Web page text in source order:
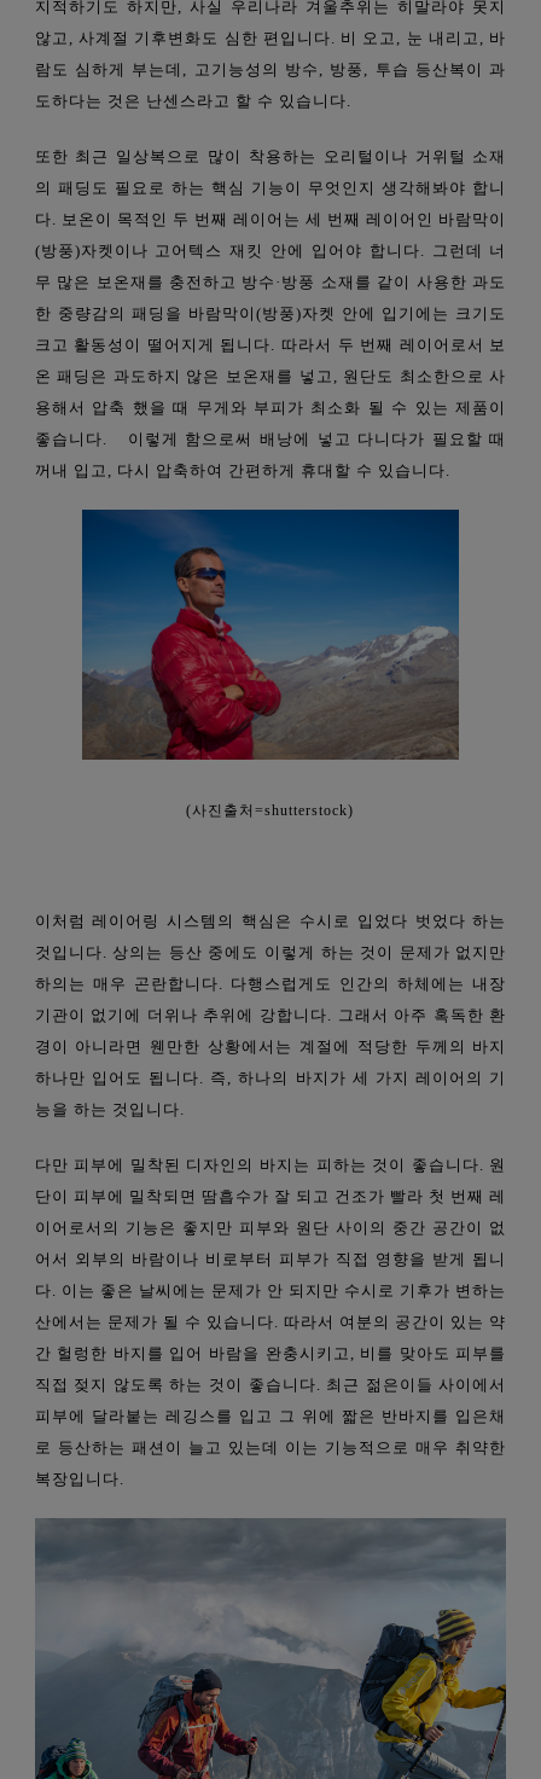
지적하기도 하지만, 사실 우리나라 겨울추위는 히말라야 못지
않고, 사계절 기후변화도 심한 편입니다. 비 오고, 눈 내리고, 바
람도 심하게 부는데, 고기능성의 방수, 방풍, 투습 등산복이 과
도하다는 것은 난센스라고 할 수 있습니다.
또한 최근 일상복으로 많이 착용하는 오리털이나 거위털 소재
의 패딩도 필요로 하는 핵심 기능이 무엇인지 생각해봐야 합니
다. 보온이 목적인 두 번째 레이어는 세 번째 레이어인 바람막이
(방풍)자켓이나 고어텍스 재킷 안에 입어야 합니다. 그런데 너
무 많은 보온재를 충전하고 방수·방풍 소재를 같이 사용한 과도
한 중량감의 패딩을 바람막이(방풍)자켓 안에 입기에는 크기도
크고 활동성이 떨어지게 됩니다. 따라서 두 번째 레이어로서 보
온 패딩은 과도하지 않은 보온재를 넣고, 원단도 최소한으로 사
용해서 압축 했을 때 무게와 부피 가 최소화 될 수 있는 제품이
좋습니다.
이렇게 함으로써 배낭에 넣고 다니다가 필요할 때
꺼내 입고, 다시 압축하여 간편하게 휴대할 수 있습니다.
(사진출처=shutterstock)
이처럼 레이어링 시스템의 핵심은 수시로 입었다 벗었다 하는
것입니다. 상의는 등산 중에도 이렇게 하는 것이 문제가 없지만
하의는 매우 곤란합니다. 다행스럽게도 인간의 하체에는 내장
기관이 없기에 더위나 추위에 강합니다. 그래서 아주 혹독한 환
경이 아니라면 웬만한 상황에서는 계절에 적당한 두께의 바지
하나만 입어도 됩니다. 즉, 하나의 바지가 세 가지 레이어의 기
능을 하는 것입니다.
다만 피부에 밀착된 디자인의 바지는 피하는 것이 좋습니다. 원
단이 피부에 밀착되면 땀흡수가 잘 되고 건조가 빨라 첫 번째 레
이어로서의 기능 은 좋지만 피부와 원단 사이의 중간 공간이 없
어서 외부의 바람이나 비로부터 피부가 직접 영향을 받게 됩니
다. 이는 좋은 날씨에는 문제가 안 되지만 수시로 기후가 변하는
산에서는 문제가 될 수 있습니다. 따라서 여분의 공간이 있는 약
간 헐렁한 바지를 입어 바람을 완충시키고, 비를 맞아도 피부를
직접 젖지 않도록 하는 것이 좋습니다. 최근 젊은이들 사이에서
피부에 달라붙는 레깅스를 입고 그 위에 짧은 반바지를 입은채
로 등산하는 패션이 늘고 있는데 이는 기능적으로 매우 취약한
복장입니다.